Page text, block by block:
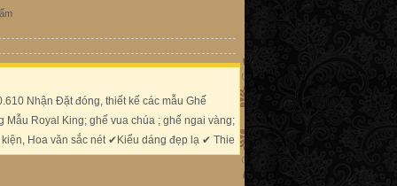
Nhận Đặt đóng, thiết kế các mẫu Ghế
Mẫu Royal King; ghế vua chúa ; ghế ngai vàng;
Hoa văn sắc nét ✔Kiểu dáng đẹp lạ ✔ Thie